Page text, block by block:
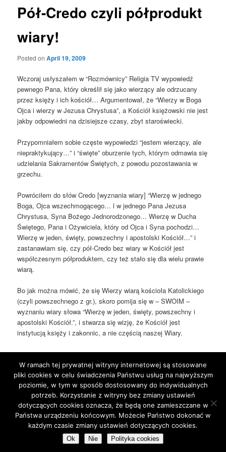
Pół-Credo czyli półprodukt
wiary!
Posted onApril 19, 2009
Wczoraj usłyszałem w “Rozmównicy” Religia TV wypowiedź
pewnego Pana, który określił się jako wierzący ale odrzucany
przez księży i ich kościół… Argumentował, że “Wierzy w Boga
Ojca i wierzy w Jezusa Chrystusa”, a Kościół księżowski nie jest
jakby odpowiedni na dzisiejsze czasy, zbyt staroświecki.
Przypomniałem sobie częste wypowiedzi “jestem wierzący, ale
niepraktykujący…” i “święte” oburzenie tych, którym odmawia się
udzielania Sakramentów Świętych, z powodu pozostawania w
grzechu.
Powróciłem do słów Credo [wyznania wiary] “Wierzę w jednego
Boga, Ojca wszechmogącego… l w jednego Pana Jezusa
Chrystusa, Syna Bożego Jednorodzonego… Wierzę w Ducha
Świętego, Pana i Ożywiciela, który od Ojca i Syna pochodzi…
Wierzę w jeden, święty, powszechny i apostolski Kościół…” i
zastanawiam się, czy pół-Credo bez wiary w Kościół jest
współczesnym półproduktem, czy też stało się dla wielu prawie
wiarą.
Bo jak można mówić, że się Wierzy wiarą kościoła Katolickiego
(czyli powszechnego z gr.), skoro pomija się w – SWOIM –
wyznaniu wiary słowa “Wierzę w jeden, święty, powszechny i
apostolski Kościół.”, i stwarza się wizję, że Kościół jest
instytucją księży i zakonnic, a nie częścią naszej Wiary.
pół-Credo czyli półprodukt wiary! To taka wizja wiary light! a nie
wypłynięcie na GŁĘBIĘ!
This entry was posted inBlogbyjarek. Bookmark thepermalink.
Proudly powered by WordPress
W ramach tej prywatnej witryny internetowej są stosowane
pliki cookies w celu świadczenia Państwu usług na najwyższym
poziomie, w tym w sposób dostosowany do indywidualnych
potrzeb. Korzystanie z witryny bez zmiany ustawień
dotyczących cookies oznacza, że będą one zamieszczane w
Państwa urządzeniu końcowym. Możecie Państwo dokonać w
każdym czasie zmiany ustawień dotyczących cookies.
Ok Nie Polityka cookies